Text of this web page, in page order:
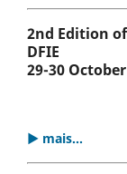
2nd Edition
DFIE
29-30
▶ mais...